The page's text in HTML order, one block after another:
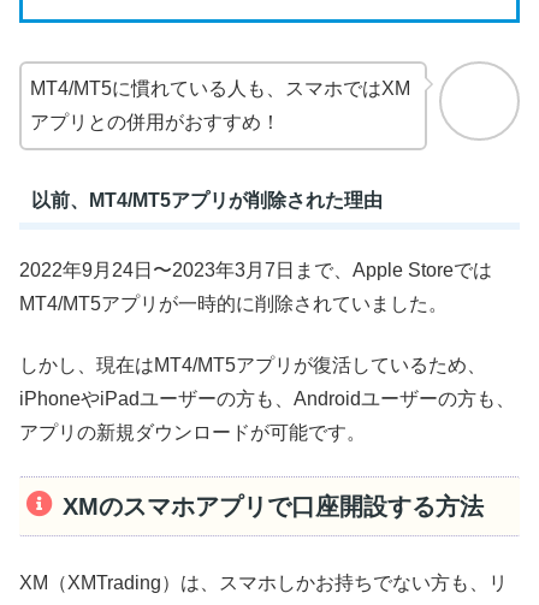
MT4/MT5に慣れている人も、スマホではXM
アプリとの併用がおすすめ！
以前、MT4/MT5アプリが削除された理由
2022年9月24日〜2023年3月7日まで、Apple Storeでは
MT4/MT5アプリが一時的に削除されていました。
しかし、現在はMT4/MT5アプリが復活しているため、
iPhoneやiPadユーザーの方も、Androidユーザーの方も、
アプリの新規ダウンロードが可能です。
XMのスマホアプリで口座開設する方法
XM（XMTrading）は、スマホしかお持ちでない方も、リ